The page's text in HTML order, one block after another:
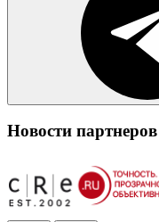
Новости партнеров